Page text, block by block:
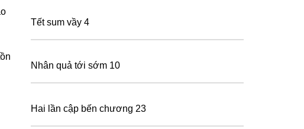
Tết sum vầy 4
Nhân quả tới sớm 10
Hai lần cập bến chương 23